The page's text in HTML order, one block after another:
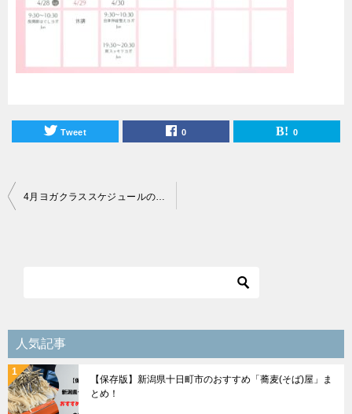
Tweet 0 0
投
シ
ョ
ン
人気記事
【保存版】新潟県十日町市のおすすめ「蕎麦(そば)屋」ま
とめ！